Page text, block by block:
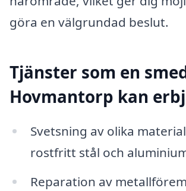
göra en välgrundad beslut.
Tjänster som en
Hovmantorp kan
Svetsning av olika
rostfritt stål och
Reparation av